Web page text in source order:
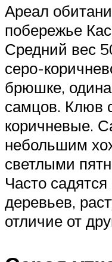
Ареал
побережье
Средний вес
серо-
брюшке,
самцов. Клюв
коричневые.
небольшим
светлыми
Часто садятся
деревьев,
отличие от